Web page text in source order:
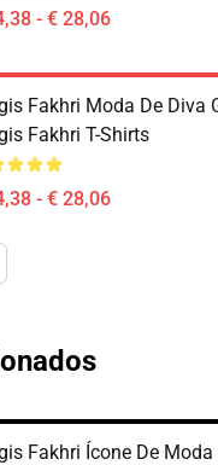
- € 28,06
Fakhri Moda De Diva
Fakhri T-Shirts
- € 28,06
Fakhri Ícone De